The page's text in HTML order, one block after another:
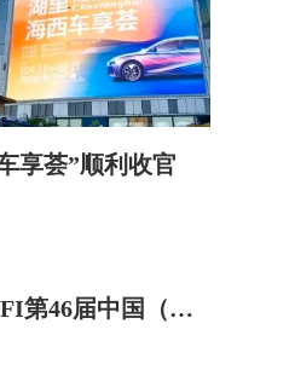
享荟”顺利收官
【圆满收官】UFI第46届中国（福州）国际车展，科技破圈，消费升温！